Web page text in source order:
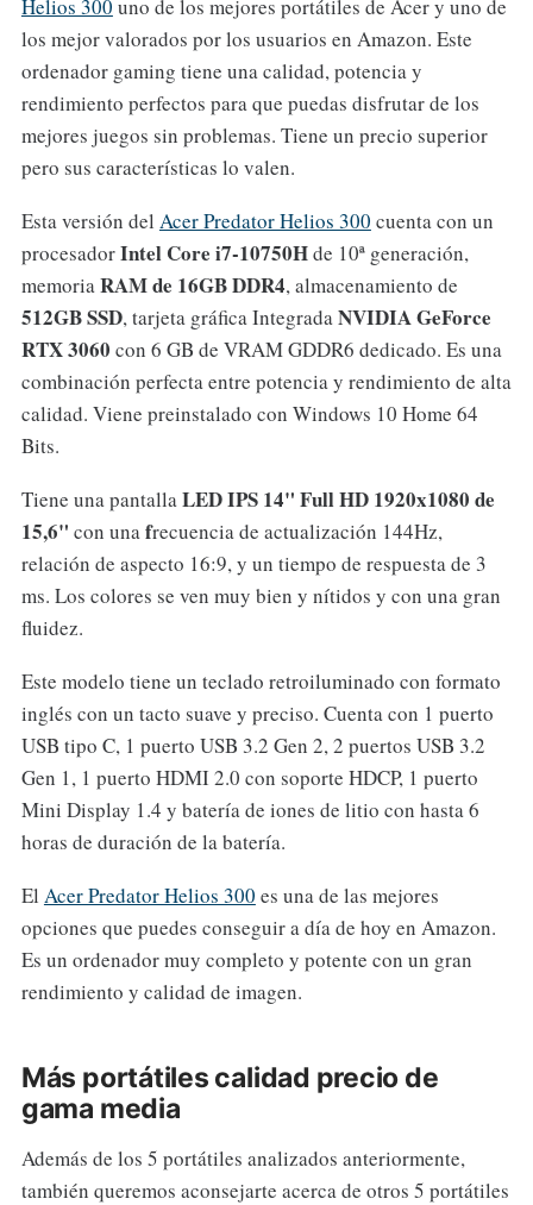
Helios 300 uno de los mejores portátiles de Acer y uno de
los mejor valorados por los usuarios en Amazon. Este
ordenador gaming tiene una calidad, potencia y
rendimiento perfectos para que puedas disfrutar de los
mejores juegos sin problemas. Tiene un precio superior
pero sus características lo valen.
Esta versión del Acer Predator Helios 300 cuenta con un
procesadorIntel Core i7-10750Hde 10ª generación,
memoriaRAM de 16GB DDR4, almacenamiento de
512GB SSD, tarjeta gráfica IntegradaNVIDIA GeForce
RTX 3060 con 6 GB de VRAM GDDR6 dedicado. Es una
combinación perfecta entre potencia y rendimiento de alta
calidad. Viene preinstalado con Windows 10 Home 64
Bits.
Tiene una pantallaLEDIPS 14" Full HD 1920x1080 de
15,6" con unafrecuencia de actualización 144Hz,
relación de aspecto 16:9, y un tiempo de respuesta de 3
ms. Los colores se ven muy bien y nítidos y con una gran
fluidez.
Este modelo tiene un teclado retroiluminado con formato
inglés con un tacto suave y preciso. Cuenta con 1 puerto
USB tipo C, 1 puerto USB 3.2 Gen 2, 2 puertos USB 3.2
Gen 1, 1 puerto HDMI 2.0 con soporte HDCP, 1 puerto
Mini Display 1.4 y batería de iones de litio con hasta 6
horas de duración de la batería.
El Acer Predator Helios 300 es una de las mejores
opciones que puedes conseguir a día de hoy en Amazon.
Es un ordenador muy completo y potente con un gran
rendimiento y calidad de imagen.
Más portátiles calidad precio de
gama media
Además de los 5 portátiles analizados anteriormente,
también queremos aconsejarte acerca de otros 5 portátiles